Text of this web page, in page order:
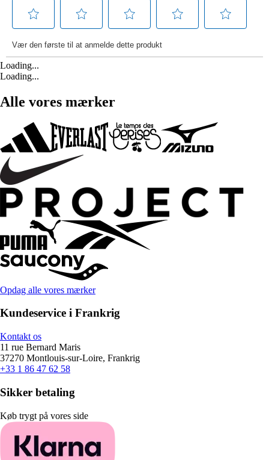
Loading...
Loading...
Alle vores mærker
Opdag alle vores mærker
Kundeservice i Frankrig
Kontakt os
11 rue Bernard Maris
37270 Montlouis-sur-Loire, Frankrig
+33 1 86 47 62 58
Sikker betaling
Køb trygt på vores side